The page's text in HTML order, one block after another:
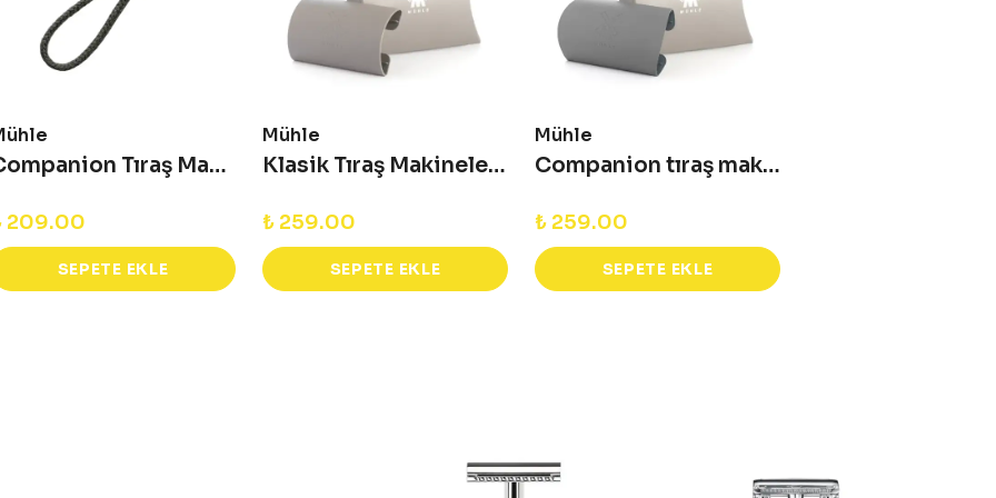
Companion Tıraş Makinesi Değişebilir Kordon - Gri
209.00
SEPETE EKLE
Mühle
Klasik Tıraş Makineleri İçin Başlık Koruyucu - KSR
₺ 259.00
SEPETE EKLE
Mühle
Companion tıraş makineleri için bıçak koruyucu - KSC
₺ 259.00
SEPETE EKLE